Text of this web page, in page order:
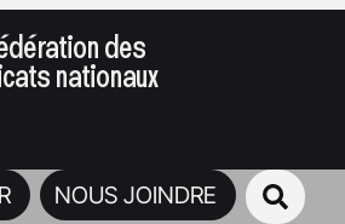
des
nationaux
NOUS JOINDRE